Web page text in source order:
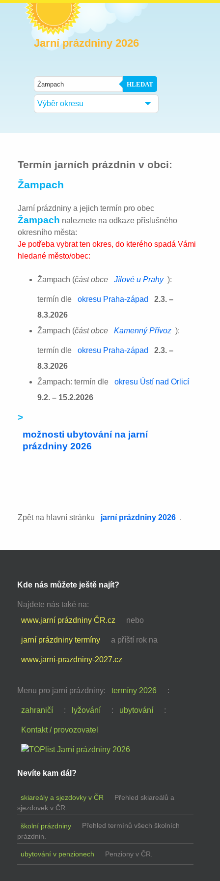
Jarní prázdniny 2026
HLEDAT
Výběr okresu
Termín jarních prázdnin v obci:
Žampach
Jarní prázdniny a jejich termín pro obec
Žampach naleznete na odkaze příslušného
okresního města:
Je potřeba vybrat ten okres, do kterého spadá Vámi
hledané město/obec:
Žampach (část obce Jílové u Prahy ):
termín dle okresu Praha-západ
2.3. –
8.3.2026
Žampach (část obce Kamenný Přívoz ):
termín dle okresu Praha-západ
2.3. –
8.3.2026
Žampach: termín dle
okresu Ústí nad Orlicí
9.2. – 15.2.2026
>
možnosti ubytování na jarní
prázdniny 2026
Zpět na hlavní stránku jarní prázdniny 2026 .
Kde nás můžete ještě najít?
Najdete nás také na:
www.jarní prázdniny ČR.cz
nebo
jarní prázdniny termíny a příští rok na
www.jarni-prazdniny-2027.cz
Menu pro jarní prázdniny: termíny 2026 :
zahraničí : lyžování : ubytování :
Kontakt / provozovatel
Nevíte kam dál?
skiareály a sjezdovky v ČR
Přehled skiareálů a
sjezdovek v ČR.
školní prázdniny
Přehled termínů všech školních
prázdnin.
ubytování v penzionech Penziony v ČR.